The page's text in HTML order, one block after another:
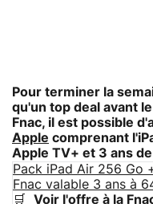
Pour terminer la
qu'un top deal avant
Fnac, il est possible
Apple comprenant
Apple TV+ et 3 ans
Pack iPad Air 256 Go
Fnac valable 3 ans à
🛒 Voir l'offre à la